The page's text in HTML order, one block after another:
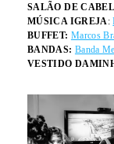
SALÃO DE
MÚSICA IGREJA:
BUFFET: Marcos
BANDAS: Banda
VESTIDO